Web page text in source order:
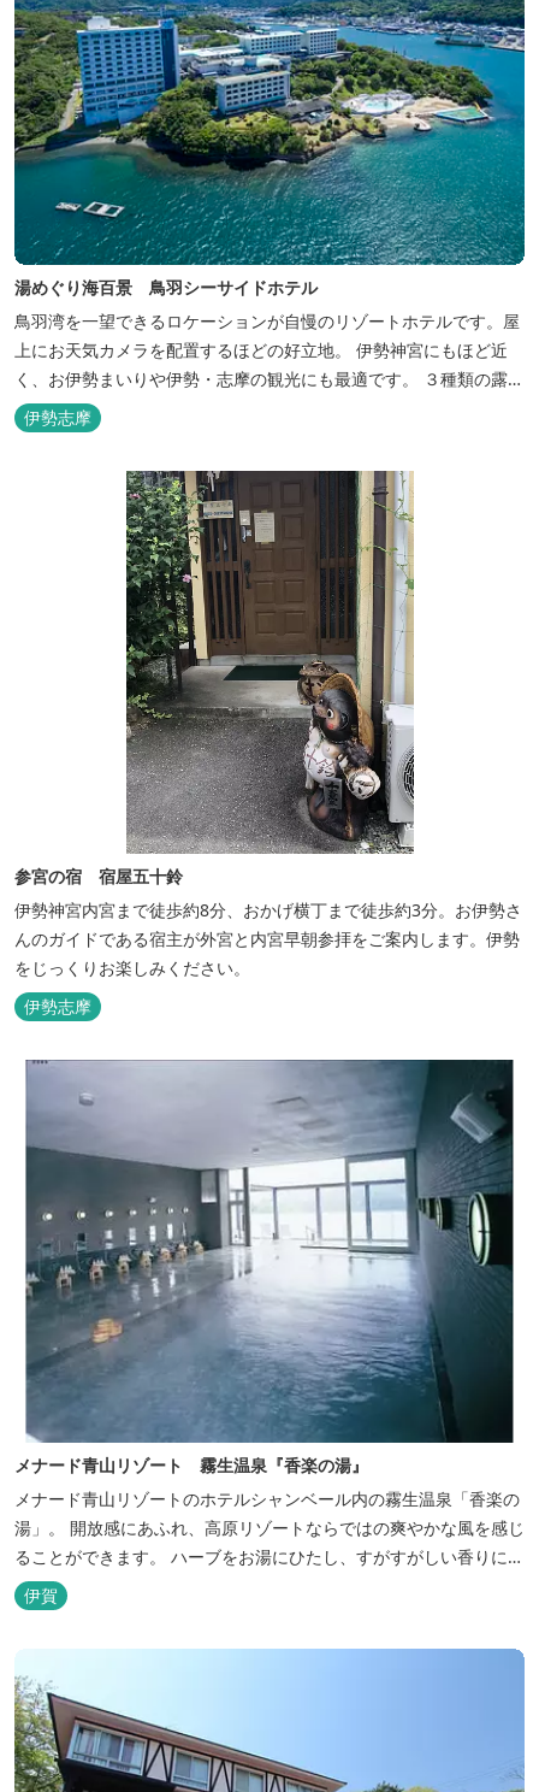
湯めぐり海百景 鳥羽シーサイドホテル
鳥羽湾を一望できるロケーションが自慢のリゾートホテルです。屋
上にお天気カメラを配置するほどの好立地。 伊勢神宮にもほど近
く、お伊勢まいりや伊勢・志摩の観光にも最適です。 ３種類の露天
風呂を備えた「風見の湯」をはじめ、趣の異なる３ヶ所の大浴場で
は、館内で湯めぐりが楽しめます。 また、露天風呂付客室や貸切家
族風呂（有料）、足湯に湯上がり処などもございますので、湯浴み
の一日をお過ごしいた...
伊勢志摩
参宮の宿 宿屋五十鈴
伊勢神宮内宮まで徒歩約8分、おかげ横丁まで徒歩約3分。お伊勢さ
んのガイドである宿主が外宮と内宮早朝参拝をご案内します。伊勢
をじっくりお楽しみください。
伊勢志摩
メナード青山リゾート 霧生温泉『香楽の湯』
メナード青山リゾートのホテルシャンベール内の霧生温泉「香楽の
湯」。 開放感にあふれ、高原リゾートならではの爽やかな風を感じ
ることができます。 ハーブをお湯にひたし、すがすがしい香りに心
あらわれる「香りの湯」は、特に女性の方に人気です。 その他、
広々とした空間とたっぷりのお湯が魅力の「大浴場」、高原の景色
を満喫できる「露天風呂」、さらに「ミストサウナ」の合計4種の
お湯をお楽しみいただけま...
伊賀